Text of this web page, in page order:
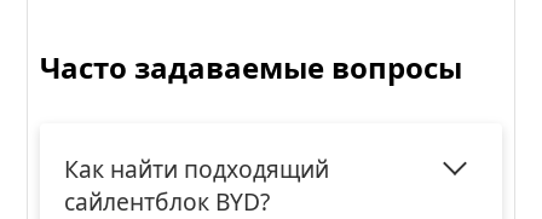
Часто задаваемые вопросы
Как найти подходящий
сайлентблок BYD?